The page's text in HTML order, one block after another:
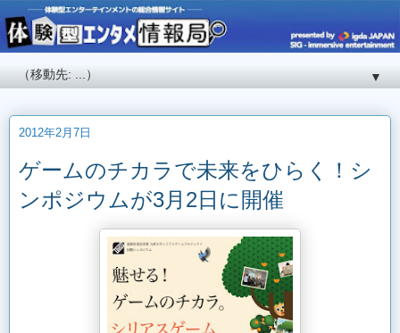
▼
2012年2月7日
ゲームのチカラで未来をひらく！シ
ンポジウムが3月2日に開催